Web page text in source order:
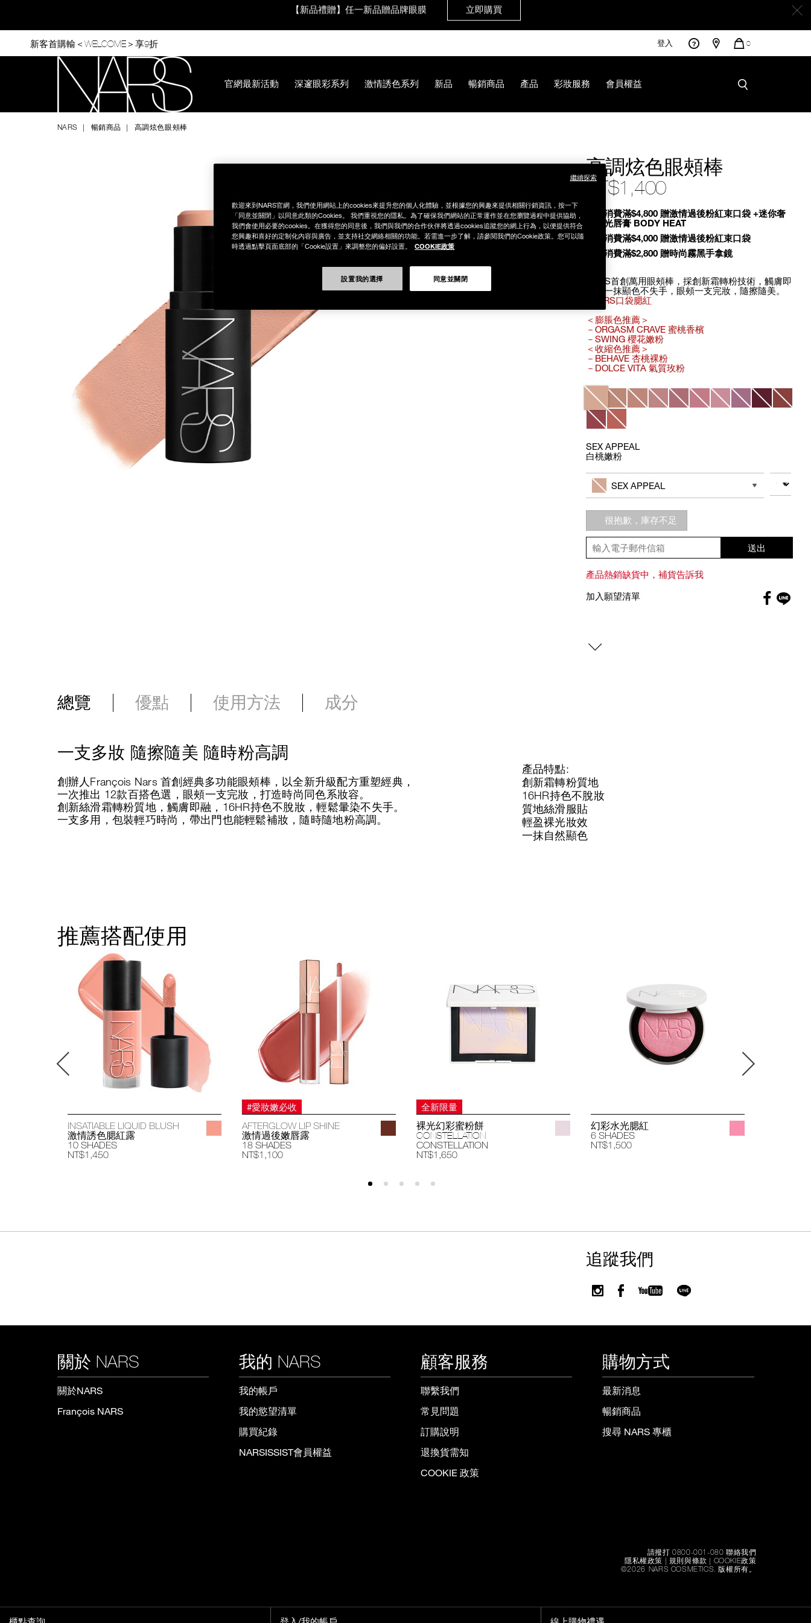
content
【新品禮贈】任一新品贈品牌眼膜 立即購買
【8/3-8/10限定】明星底妝買1送1 立即購買
新客首購輸＜WELCOME＞享9折 登入
您
0
官網最新活動 深邃眼彩系列 激情誘色系列 新品 暢銷商品 產品 彩妝服務 會員權益
NARS 暢銷商品 高調炫色眼頰棒
高調炫色眼頰棒
NT$1,400
Promotions
全館消費滿$4,800 贈激情過後粉紅束口袋 +迷你奢
慾緞光唇膏 BODY HEAT
全館消費滿$4,000 贈激情過後粉紅束口袋
全館消費滿$2,800 贈時尚霧黑手拿鏡
NARS首創萬用眼頰棒，採創新霜轉粉技術，觸膚即
融，一抹顯色不失手，眼頰一支完妝，隨擦隨美。
#NARS口袋腮紅
＜膨脹色推薦＞
－ORGASM CRAVE 蜜桃香檳
－SWING 櫻花嫩粉
＜收縮色推薦＞
－BEHAVE 杏桃裸粉
－DOLCE VITA 氣質玫粉
Variations
SEX APPEAL
白桃嫩粉
to
cart
options
Actions
其他色系
SEX APPEAL
數量
很抱歉，庫存不足
送出
產品熱銷缺貨中，補貨告訴我
加入願望清單
總覽 優點 使用方法 成分
一支多妝 隨擦隨美 隨時粉高調
創辦人François Nars 首創經典多功能眼頰棒，以全新升級配方重塑經典，
一次推出 12款百搭色選，眼頰一支完妝，打造時尚同色系妝容。
創新絲滑霜轉粉質地，觸膚即融，16HR持色不脫妝，輕鬆暈染不失手。
一支多用，包裝輕巧時尚，帶出門也能輕鬆補妝，隨時隨地粉高調。
產品特點:
創新霜轉粉質地
16HR持色不脫妝
質地絲滑服貼
輕盈裸光妝效
一抹自然顯色
推薦搭配使用
INSATIABLE LIQUID BLUSH
激情誘色腮紅露
10 SHADES
NT$1,450
#愛妝嫩必收
AFTERGLOW LIP SHINE
激情過後嫩唇露
18 SHADES
NT$1,100
全新限量
裸光幻彩蜜粉餅
CONSTELLATION
CONSTELLATION
NT$1,650
幻彩水光腮紅
6 SHADES
NT$1,500
追蹤我們
關於 NARS
關於NARS
François NARS
我的 NARS
我的帳戶
我的慾望清單
購買紀錄
NARSISSIST會員權益
顧客服務
聯繫我們
常見問題
訂購說明
退換貨需知
COOKIE 政策
購物方式
最新消息
暢銷商品
搜尋 NARS 專櫃
請撥打 0800-001-080 聯絡我們
隱私權政策 | 規則與條款 | COOKIE政策
©2026 NARS COSMETICS. 版權所有。
歡迎來到NARS官網，我們使用網站上的cookies來提升您的個人化體驗，並根據您的興趣來提供相關行銷資訊，按一下
「同意並關閉」以同意此類的Cookies。 我們重視您的隱私。為了確保我們網站的正常運作並在您瀏覽過程中提供協助，
我們會使用必要的cookies。在獲得您的同意後，我們與我們的合作伙伴將透過cookies追蹤您的網上行為，以便提供符合
您興趣和喜好的定制化內容與廣告，並支持社交網絡相關的功能。若需進一步了解，請參閱我們的Cookie政策。您可以隨
時透過點擊頁面底部的「Cookie設置」來調整您的偏好設置。
COOKIE政策
設置我的選擇 同意並關閉
繼續探索